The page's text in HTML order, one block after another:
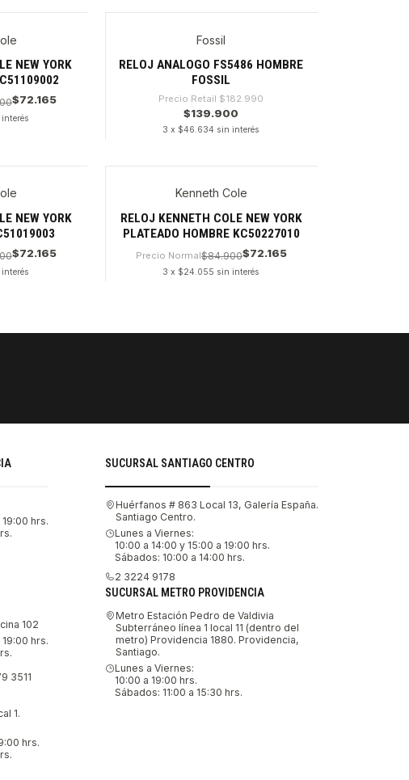
NEW YORK
$72.165
Fossil
RELOJ ANALOGO FS5486 HOMBRE
FOSSIL
Precio Retail $182.990
$139.900
3 x $46.634 sin interés
NEW YORK
$72.165
Kenneth Cole
RELOJ KENNETH COLE NEW YORK
PLATEADO HOMBRE KC50227010
Precio Normal$84.900$72.165
3 x $24.055 sin interés
hrs.
102
hrs.
3511
1.
hrs.
SUCURSAL SANTIAGO CENTRO
Huérfanos # 863 Local 13, Galería España.
Santiago Centro.
Lunes a Viernes:
10:00 a 14:00 y 15:00 a 19:00 hrs.
Sábados: 10:00 a 14:00 hrs.
2 3224 9178
SUCURSAL METRO PROVIDENCIA
Metro Estación Pedro de Valdivia
Subterráneo línea 1 local 11 (dentro del
metro) Providencia 1880. Providencia,
Santiago.
Lunes a Viernes:
10:00 a 19:00 hrs.
Sábados: 11:00 a 15:30 hrs.